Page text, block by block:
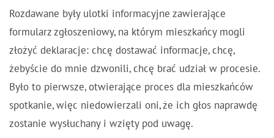
Rozdawane były ulotki informacyjne zawierające
formularz zgłoszeniowy, na którym mieszkańcy mogli
złożyć deklaracje: chcę dostawać informacje, chcę,
żebyście do mnie dzwonili, chcę brać udział w procesie.
Było to pierwsze, otwierające proces dla mieszkańców
spotkanie, więc niedowierzali oni, że ich głos naprawdę
zostanie wysłuchany i wzięty pod uwagę.